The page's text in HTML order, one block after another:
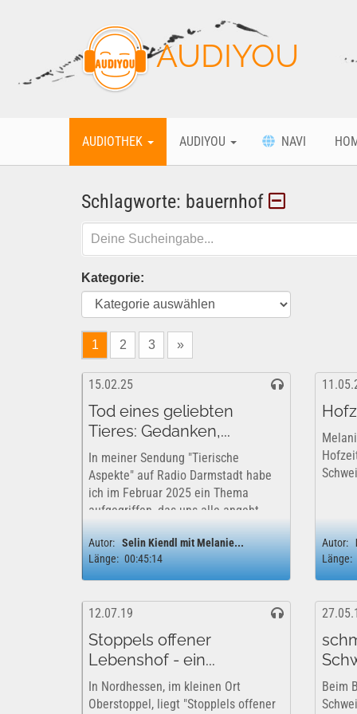
AUDIYOU
AUDIOTHEK AUDIYOU NAVI
Schlagworte: bauernhof
Kategorie:
1 2 3 »
15.02.25
Tod eines geliebten
Tieres: Gedanken,...
In meiner Sendung "Tierische
Aspekte" auf Radio Darmstadt habe
ich im Februar 2025 ein Thema
aufgegriffen, das uns alle angeht.
Ein Thema, über das viele Menschen
aber leider nicht nachdenken,
geschweige denn reden möchten-
und trotzdem hoffe ich, mein...
Autor: Selin Kiendl mit Melanie...
Länge: 00:45:14
Autor:
Länge:
12.07.19
Stoppels offener
Lebenshof - ein...
In Nordhessen, im kleinen Ort
Oberstoppel, liegt "Stopplels offener
Beim